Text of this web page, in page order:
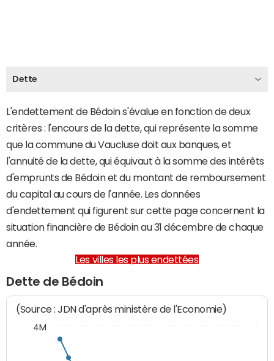
Dette
L'endettement de Bédoin s'évalue en fonction de deux
critères : l'encours de la dette, qui représente la somme
que la commune du Vaucluse doit aux banques, et
l'annuité de la dette, qui équivaut à la somme des intérêts
d'emprunts de Bédoin et du montant de remboursement
du capital au cours de l'année. Les données
d'endettement qui figurent sur cette page concernent la
situation financière de Bédoin au 31 décembre de chaque
année.
Les villes les plus endettées
Dette de Bédoin
(Source : JDN d'après ministère de l'Economie)
4M